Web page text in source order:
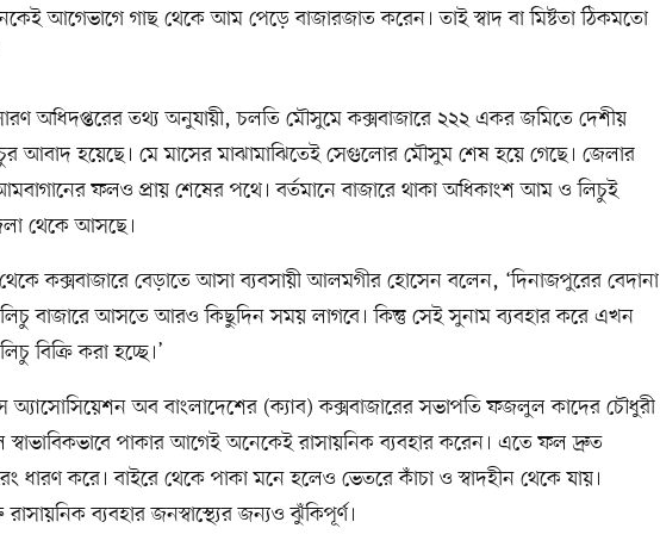
আগেভাগে গাছ থেকে আম পেড়ে বাজারজাত করেন। তাই স্বাদ বা মিষ্টতা ঠিকমতো
অধিদপ্তরের তথ্য অনুযায়ী, চলতি মৌসুমে কক্সবাজারে ২২২ একর জমিতে দেশীয়
আবাদ হয়েছে। মে মাসের মাঝামাঝিতেই সেগুলোর মৌসুম শেষ হয়ে গেছে। জেলার
ফলও প্রায় শেষের পথে। বর্তমানে বাজারে থাকা অধিকাংশ আম ও লিচুই
থেকে আসছে।
কক্সবাজারে বেড়াতে আসা ব্যবসায়ী আলমগীর হোসেন বলেন, ‘দিনাজপুরের বেদানা
লিচু বাজারে আসতে আরও কিছুদিন সময় লাগবে। কিন্তু সেই সুনাম ব্যবহার করে এখন
বিক্রি করা হচ্ছে।’
অ্যাসোসিয়েশন অব বাংলাদেশের (ক্যাব) কক্সবাজারের সভাপতি ফজলুল কাদের চৌধুরী
পাকার আগেই অনেকেই রাসায়নিক ব্যবহার করেন। এতে ফল দ্রুত
ধারণ করে। বাইরে থেকে পাকা মনে হলেও ভেতরে কাঁচা ও স্বাদহীন থেকে যায়।
রাসায়নিক ব্যবহার জনস্বাস্থ্যের জন্যও ঝুঁকিপূর্ণ।